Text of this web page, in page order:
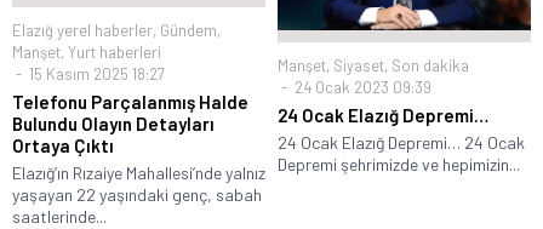
Elazığ yerel haberler, Gündem,
Manşet, Yurt haberleri
15 Kasım 2025 18:27
Telefonu Parçalanmış Halde
Bulundu Olayın Detayları
Ortaya Çıktı
Elazığ’ın Rızaiye Mahallesi’nde yalnız
yaşayan 22 yaşındaki genç, sabah
saatlerinde...
Manşet, Siyaset, Son dakika
24 Ocak 2023 09:39
24 Ocak Elazığ Depremi…
24 Ocak Elazığ Depremi… 24 Ocak
Depremi şehrimizde ve hepimizin...